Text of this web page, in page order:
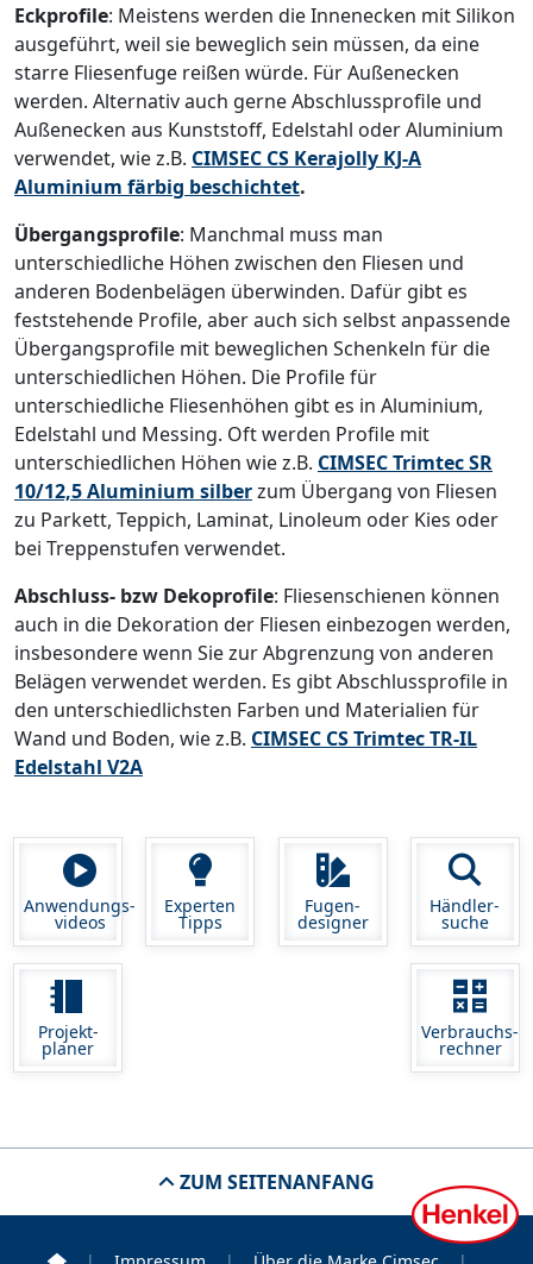
Eckprofile: Meistens werden die Innenecken mit Silikon
ausgeführt, weil sie beweglich sein müssen, da eine
starre Fliesenfuge reißen würde. Für Außenecken
werden. Alternativ auch gerne Abschlussprofile und
Außenecken aus Kunststoff, Edelstahl oder Aluminium
verwendet, wie z.B. CIMSEC CS Kerajolly KJ-A
Aluminium färbig beschichtet.
Übergangsprofile: Manchmal muss man
unterschiedliche Höhen zwischen den Fliesen und
anderen Bodenbelägen überwinden. Dafür gibt es
feststehende Profile, aber auch sich selbst anpassende
Übergangsprofile mit beweglichen Schenkeln für die
unterschiedlichen Höhen. Die Profile für
unterschiedliche Fliesenhöhen gibt es in Aluminium,
Edelstahl und Messing. Oft werden Profile mit
unterschiedlichen Höhen wie z.B. CIMSEC Trimtec SR
10/12,5 Aluminium silberzum Übergang von Fliesen
zu Parkett, Teppich, Laminat, Linoleum oder Kies oder
bei Treppenstufen verwendet.
Abschluss- bzw Dekoprofile: Fliesenschienen können
auch in die Dekoration der Fliesen einbezogen werden,
insbesondere wenn Sie zur Abgrenzung von anderen
Belägen verwendet werden. Es gibt Abschlussprofile in
den unterschiedlichsten Farben und Materialien für
Wand und Boden, wie z.B. CIMSEC CS Trimtec TR-IL
Edelstahl V2A
Anwendungs-
videos
Experten
Tipps
Fugen-
designer
Händler-
suche
Projekt-
planer
Verbrauchs-
rechner
ZUM SEITENANFANG